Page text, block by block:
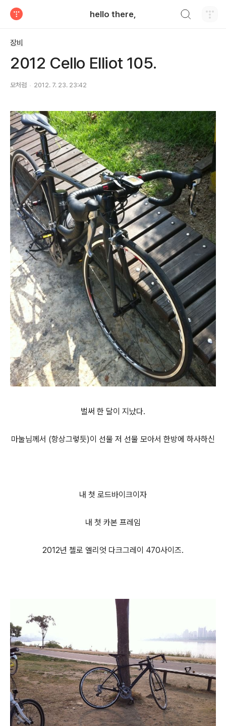
hello there,
장비
2012 Cello Elliot 105.
모처럼 2012. 7. 23. 23:42
벌써 한 달이 지났다.
마눌님께서 (항상그렇듯)이 선물 저 선물 모아서 한방에 하사하신
내 첫 로드바이크이자
내 첫 카본 프레임
2012년 첼로 엘리엇 다크그레이 470사이즈.